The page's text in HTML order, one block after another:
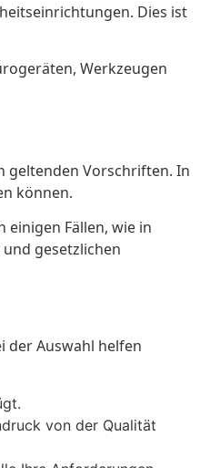
Dies ist
Werkzeugen
geltenden Vorschriften. In
können.
Fällen, wie in
gesetzlichen
der Auswahl helfen
von der Qualität